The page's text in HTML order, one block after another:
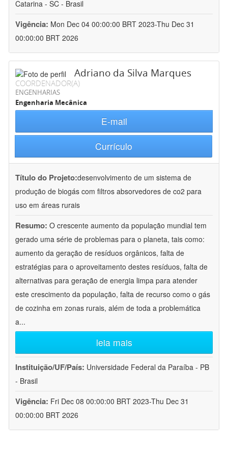
Catarina - SC - Brasil
Vigência: Mon Dec 04 00:00:00 BRT 2023-Thu Dec 31
00:00:00 BRT 2026
Adriano da Silva Marques
COORDENADOR(A)
ENGENHARIAS
Engenharia Mecânica
E-mail
Currículo
Título do Projeto:desenvolvimento de um sistema de
produção de biogás com filtros absorvedores de co2 para
uso em áreas rurais
Resumo: O crescente aumento da população mundial tem
gerado uma série de problemas para o planeta, tais como:
aumento da geração de resíduos orgânicos, falta de
estratégias para o aproveitamento destes resíduos, falta de
alternativas para geração de energia limpa para atender
este crescimento da população, falta de recurso como o gás
de cozinha em zonas rurais, além de toda a problemática
a...
leia mais
Instituição/UF/País: Universidade Federal da Paraíba - PB
- Brasil
Vigência: Fri Dec 08 00:00:00 BRT 2023-Thu Dec 31
00:00:00 BRT 2026